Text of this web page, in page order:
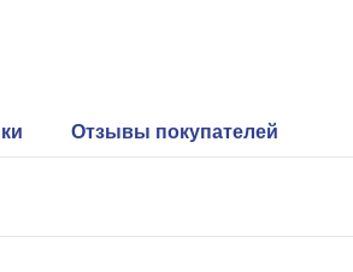
Отзывы покупателей